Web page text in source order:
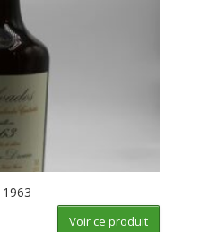
Voir ce produit